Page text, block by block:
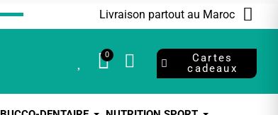
Livraison partout au Maroc
0
Cartes
cadeaux